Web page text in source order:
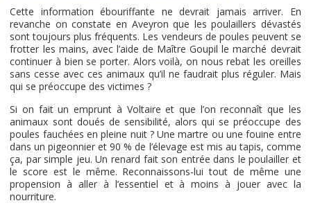
Cette information ébouriffante ne devrait jamais arriver. En
revanche on constate en Aveyron que les poulaillers dévastés
sont toujours plus fréquents. Les vendeurs de poules peuvent se
frotter les mains, avec l’aide de Maître Goupil le marché devrait
continuer à bien se porter. Alors voilà, on nous rebat les oreilles
sans cesse avec ces animaux qu’il ne faudrait plus réguler. Mais
qui se préoccupe des victimes ?
Si on fait un emprunt à Voltaire et que l’on reconnaît que les
animaux sont doués de sensibilité, alors qui se préoccupe des
poules fauchées en pleine nuit ? Une martre ou une fouine entre
dans un pigeonnier et 90 % de l’élevage est mis au tapis, comme
ça, par simple jeu. Un renard fait son entrée dans le poulailler et
le score est le même. Reconnaissons-lui tout de même une
propension à aller à l’essentiel et à moins à jouer avec la
nourriture.